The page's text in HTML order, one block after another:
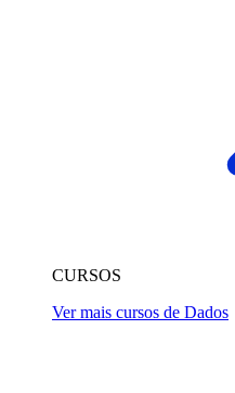
CURSOS
Ver mais cursos de Dados